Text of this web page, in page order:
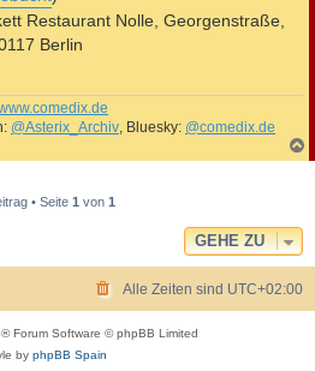
Restaurant Nolle, Georgenstraße,
Berlin
@Asterix_Archiv, Bluesky: @comedix.de
a
• Seite 1 von 1
GEHE ZU
Alle Zeiten sind UTC+02:00
® Forum Software © phpBB Limited
by phpBB Spain